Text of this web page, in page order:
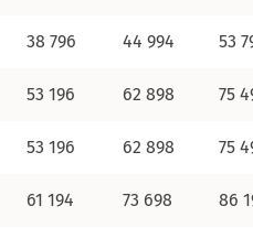
38 796 44 994 53
53 196 62 898 75
53 196 62 898 75
61 194 73 698 86